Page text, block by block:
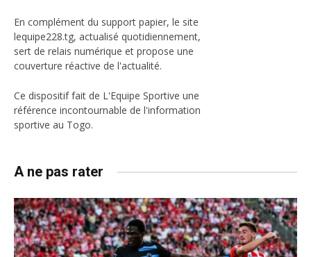
En complément du support papier, le site
lequipe228.tg, actualisé quotidiennement,
sert de relais numérique et propose une
couverture réactive de l'actualité.
Ce dispositif fait de L'Equipe Sportive une
référence incontournable de l'information
sportive au Togo.
A ne pas rater